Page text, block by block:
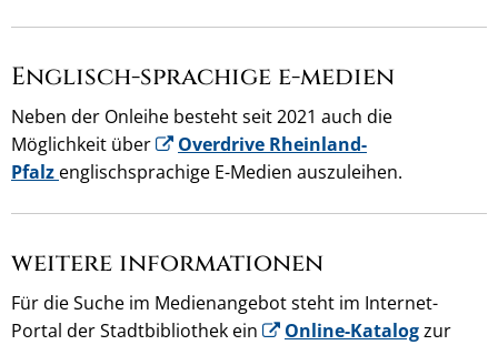
Englisch-sprachige e-medien
Neben der Onleihe besteht seit 2021 auch die
Möglichkeit über
Overdrive Rheinland-
Pfalz englischsprachige E-Medien auszuleihen.
weitere informationen
Für die Suche im Medienangebot steht im Internet-
Portal der Stadtbibliothek ein
Online-Katalogzur